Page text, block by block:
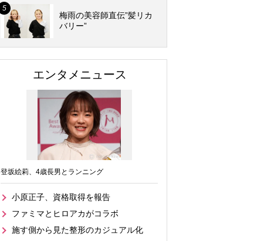
梅雨の美容師直伝”髪リカ
バリー”
エンタメニュース
登坂絵莉、4歳長男とランニング
小原正子、資格取得を報告
ファミマとヒロアカがコラボ
施す側から見た整形のカジュアル化